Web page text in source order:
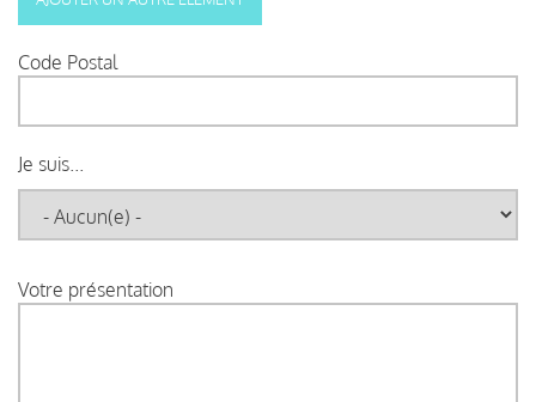
Code Postal
Je suis...
Votre présentation